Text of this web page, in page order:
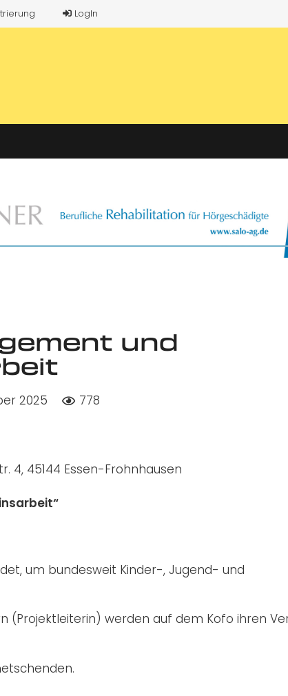
LogIn
und
2025 778
4, 45144 Essen-Frohnhausen
um bundesweit Kinder-, Jugend- und
(Projektleiterin) werden auf dem Kofo ihren